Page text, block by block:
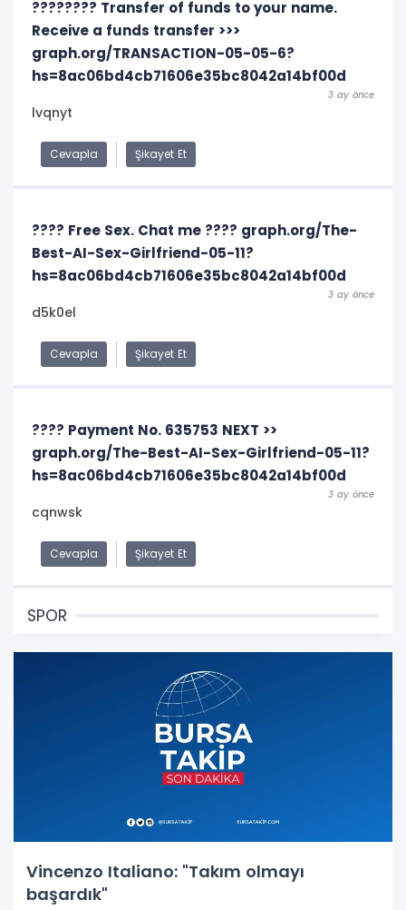
???????? Transfer of funds to your name.
Receive a funds transfer >>>
graph.org/TRANSACTION-05-05-6?
hs=8ac06bd4cb71606e35bc8042a14bf00d
3 ay önce
lvqnyt
Cevapla Şikayet Et
???? Free Sex. Chat me ???? graph.org/The-
Best-AI-Sex-Girlfriend-05-11?
hs=8ac06bd4cb71606e35bc8042a14bf00d
3 ay önce
d5k0el
Cevapla Şikayet Et
???? Payment No. 635753 NEXT >>
graph.org/The-Best-AI-Sex-Girlfriend-05-11?
hs=8ac06bd4cb71606e35bc8042a14bf00d
3 ay önce
cqnwsk
Cevapla Şikayet Et
SPOR
Vincenzo Italiano: "Takım olmayı
başardık"